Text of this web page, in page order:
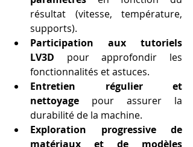
résultat (vitesse, température,
supports).
Participation aux tutoriels
LV3D pour approfondir les
fonctionnalités et astuces.
Entretien régulier et
nettoyage pour assurer la
durabilité de la machine.
Exploration progressive de
matériaux et de modèles